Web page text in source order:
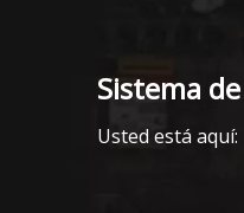
Sistema
Usted está aquí: